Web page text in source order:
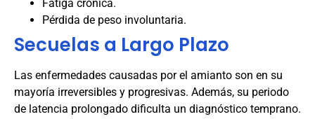
Fatiga crónica.
Pérdida de peso involuntaria.
Secuelas a Largo Plazo
Las enfermedades causadas por el amianto son en su
mayoría irreversibles y progresivas. Además, su periodo
de latencia prolongado dificulta un diagnóstico temprano.